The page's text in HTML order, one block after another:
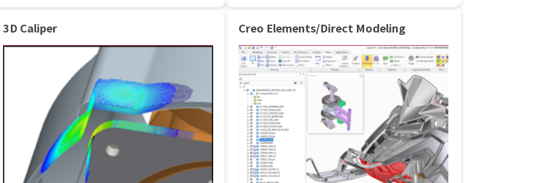
3D Caliper Creo Elements/Direct Modeling